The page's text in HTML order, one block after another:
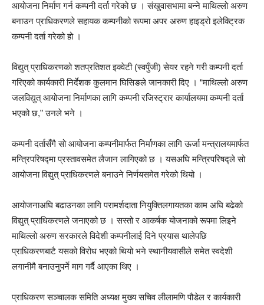
आयोजना निर्माण गर्न कम्पनी दर्ता गरेको छ । संखुवासभामा बन्ने माथिल्लो अरुण
बनाउन प्राधिकरणले सहायक कम्पनीको रूपमा अपर अरुण हाइड्रो इलेक्ट्रिक
कम्पनी दर्ता गरेको हो ।
विद्युत् प्राधिकरणको शतप्रतिशत इक्वेटी (स्वपुँजी) सेयर रहने गरी कम्पनी दर्ता
गरिएको कार्यकारी निर्देशक कुलमान घिसिङले जानकारी दिए । “माथिल्लो अरुण
जलविद्युत् आयोजना निर्माणका लागि कम्पनी रजिस्ट्रार कार्यालयमा कम्पनी दर्ता
भएको छ,” उनले भने ।
कम्पनी दर्तासँगै सो आयोजना कम्पनीमार्फत निर्माणका लागि ऊर्जा मन्त्रालयमार्फत
मन्त्रिपरिषद्मा प्रस्तावसमेत लैजान लागिएको छ । यसअघि मन्त्रिपरिषद्ले सो
आयोजना विद्युत् प्राधिकरणले बनाउने निर्णयसमेत गरेको थियो ।
आयोजनाअघि बढाउनका लागि परामर्शदाता नियुक्तिलगायतका काम अघि बढेको
विद्युत् प्राधिकरणले जनाएको छ । सस्तो र आकर्षक योजनाको रूपमा लिइने
माथिल्लो अरुण सरकारले विदेशी कम्पनीलाई दिने प्रयास थालेपछि
प्राधिकरणबाटै यसको विरोध भएको थियो भने स्थानीयवासीले समेत स्वदेशी
लगानीमै बनाउनुपर्ने माग गर्दै आएका थिए ।
प्राधिकरण सञ्चालक समिति अध्यक्ष मुख्य सचिव लीलामणि पौडेल र कार्यकारी